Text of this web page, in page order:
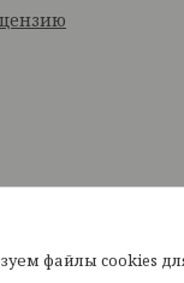
файлы cookies